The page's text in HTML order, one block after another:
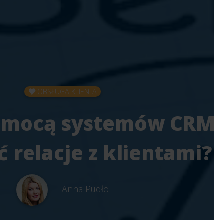
OBSŁUGA KLIENTA
systemów CRM
relacje z klientami?
Anna Pudło